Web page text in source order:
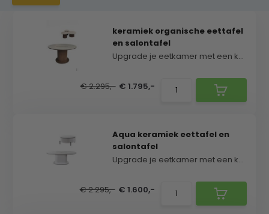
keramiek organische eettafel
en salontafel
Upgrade je eetkamer met een keramiek stijl eetta...
€ 2.295,- € 1.795,-
Aqua keramiek eettafel en
salontafel
Upgrade je eetkamer met een keramiek stijl eetta...
€ 2.295,- € 1.600,-